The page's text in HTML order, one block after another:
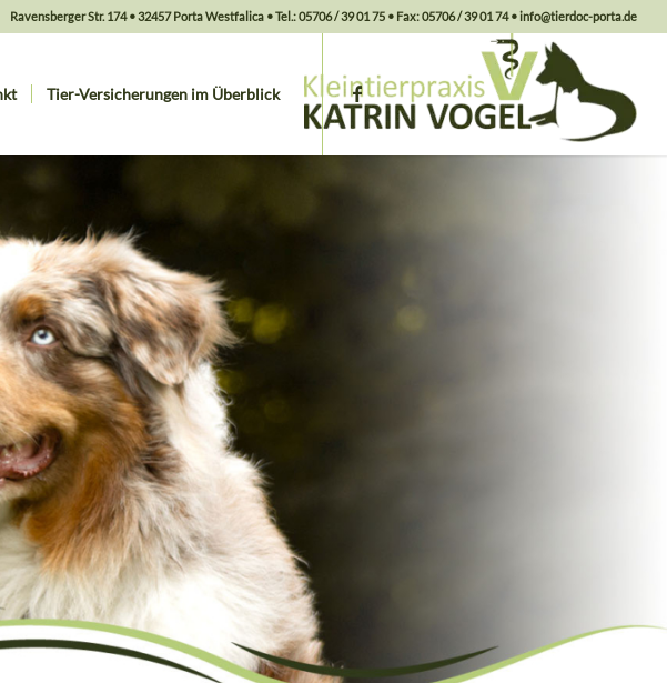
Ravensberger Str. 174 • 32457 Porta Westfalica • Tel.: 05706 / 39 01 75 • Fax: 05706 / 39 01 74 • info@tierdoc-porta.de
Tier-Versicherungen im Überblick